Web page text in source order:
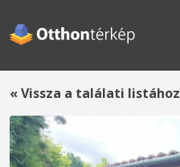
« Vissza a találati listához